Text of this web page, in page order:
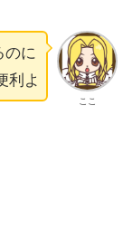
ここ
のに
利よ